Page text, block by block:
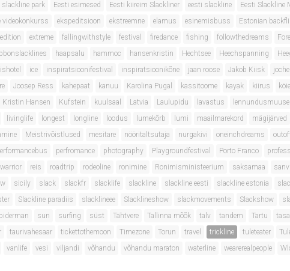
slackline park
Eesti esimesed Eesti kiireim Slackliner eesti slackline
Eesti Slackline
videokonkurss
ekspeditsioon ekstreemne elamus esinemisbuss Estonian
extreme fallingwithstyle festival firedance fishing followthedreams
haapsalu hammoc hansenkristin Hechtsee Heechspanning
ice inspiratsioonifestival inspiratsioonikõne jaan roose Jakob Kiisk
Joosep Ress kahepaat kanuu Karolina Pugal kassitoome kayak kiirus
Kristin Hansen Kufstein kuulsaal Latvia Laulupidu lavastus
livinglife longest longline loodus lumekõrb lumi maailmarekord mägijärved
Meistrivõistlused mesitare nööritaltsutaja nurgakivi oneinchdreams
perfromance photography Playgroundfestival Porto Franco
reis roadtrip rodeoline ronimine Ronimisministeerium saksamaa
sicily slack slackfr slacklife slackline slackline eesti slackline estonia
Slackline paradiis slacklineee Slacklineshow slackmovements Slackshow
sun surfing süst Tähtvere Tallinna mõõk talv tandem Tartu
taurivahesaar tickettothemoon Timezone Torun travel trickline tuleteater
vanlife vesi viljandi võhandu võhandu maraton waterline wearerealpeople